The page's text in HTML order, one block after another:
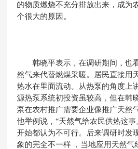
的物质燃烧不充分排放出来，成为
个很大的原因。
韩晓平表示，在调研期间，也
然气来代替燃煤采暖。居民直接用
热水在里面流动。从热泵的角度上
源热泵系统初投资虽较高，但在韩
泵在农村推广需要企业像推广天然
他举例说，“天然气给农民供热这
开始都认为不可行。后来调研时发
象的完全不一样 ，当地应用天然气